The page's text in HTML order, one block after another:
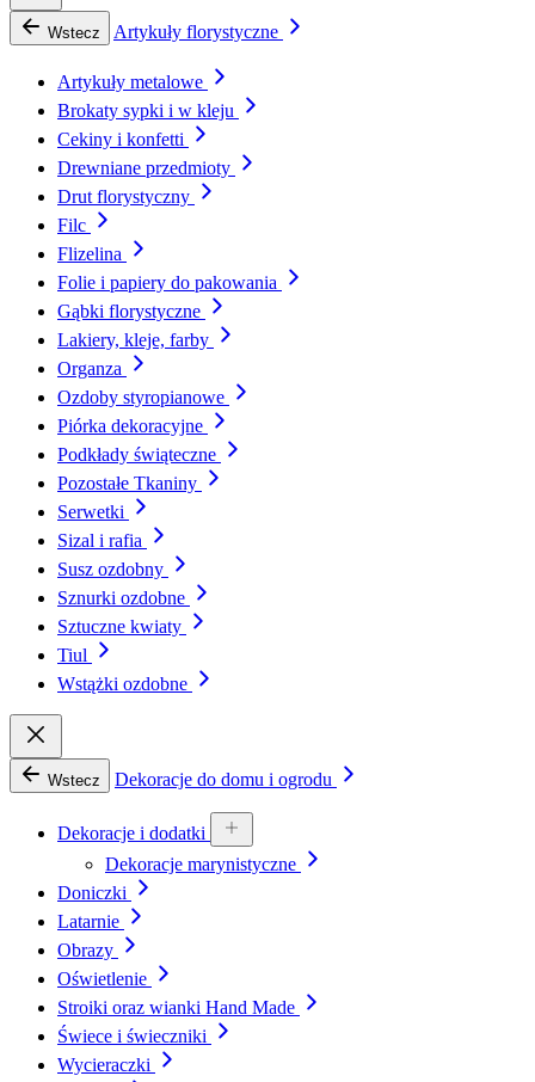
Wstecz Artykuły florystyczne
Artykuły metalowe
Brokaty sypki i w kleju
Cekiny i konfetti
Drewniane przedmioty
Drut florystyczny
Filc
Flizelina
Folie i papiery do pakowania
Gąbki florystyczne
Lakiery, kleje, farby
Organza
Ozdoby styropianowe
Piórka dekoracyjne
Podkłady świąteczne
Pozostałe Tkaniny
Serwetki
Sizal i rafia
Susz ozdobny
Sznurki ozdobne
Sztuczne kwiaty
Tiul
Wstążki ozdobne
Wstecz Dekoracje do domu i ogrodu
Dekoracje i dodatki
Dekoracje marynistyczne
Doniczki
Latarnie
Obrazy
Oświetlenie
Stroiki oraz wianki Hand Made
Świece i świeczniki
Wycieraczki